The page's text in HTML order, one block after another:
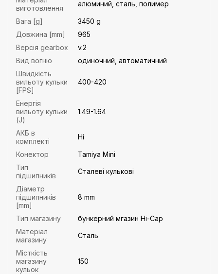
виготовлення
алюминий, сталь, полимер
Вага [g]
3450 g
Довжина [mm]
965
Версія gearbox
v.2
Вид вогню
одиночний, автоматичний
Швидкість
вильоту кульки
[FPS]
400-420
Енергія
вильоту кульки
(J)
1.49-1.64
АКБ в
комплекті
Ні
Конектор
Tamiya Mini
Тип
підшипників
Сталеві кулькові
Діаметр
підшипників
[mm]
8 mm
Тип магазину
бункерний мгазин Hi-Cap
Матеріал
магазину
Сталь
Місткість
магазину
кульок
150